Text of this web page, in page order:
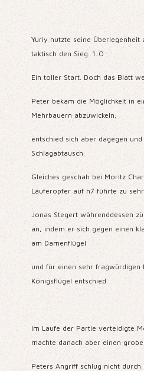
Yuriy nutzte seine Überlegenheit
taktisch den Sieg. 1:0
Ein toller Start. Doch das Blatt
Peter bekam die Möglichkeit in
Mehrbauern abzuwickeln,
entschied sich aber dagegen
Schlagabtausch.
Gleiches geschah bei Moritz
Läuferopfer auf h7 führte zu sehr
Jonas Stegert währenddessen
an, indem er sich gegen einen
am Damenflügel
und für einen sehr fragwürdigen
Königsflügel entschied.
Im Laufe der Partie verteidigte
machte danach aber einen
Peters Angriff schlug nicht durch